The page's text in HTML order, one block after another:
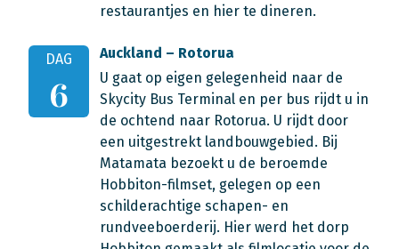
restaurantjes en hier te dineren.
DAG
6
Auckland – Rotorua
U gaat op eigen gelegenheid naar de
Skycity Bus Terminal en per bus rijdt u in
de ochtend naar Rotorua. U rijdt door
een uitgestrekt landbouwgebied. Bij
Matamata bezoekt u de beroemde
Hobbiton-filmset, gelegen op een
schilderachtige schapen- en
rundveeboerderij. Hier werd het dorp